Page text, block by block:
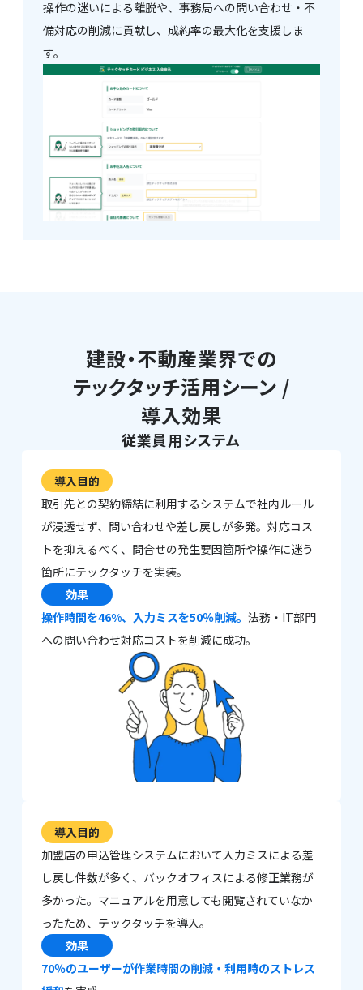
操作の迷いによる離脱や、事務局への問い合わせ・不
備対応の削減に貢献し、成約率の最大化を支援しま
す。
建設・不動産業界での
テックタッチ活用シーン /
導入効果
従業員用システム
導入目的
取引先との契約締結に利用するシステムで社内ルール
が浸透せず、問い合わせや差し戻しが多発。対応コス
トを抑えるべく、問合せの発生要因箇所や操作に迷う
箇所にテックタッチを実装。
効果
操作時間を46%、入力ミスを50％削減。 法務・IT部門
への問い合わせ対応コストを削減に成功。
導入目的
加盟店の申込管理システムにおいて入力ミスによる差
し戻し件数が多く、バックオフィスによる修正業務が
多かった。マニュアルを用意しても閲覧されていなか
ったため、テックタッチを導入。
効果
70％のユーザーが作業時間の削減・利用時のストレス